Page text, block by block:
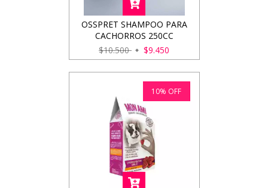
OSSPRET SHAMPOO PARA
CACHORROS 250CC
$10.500
$9.450
10% OFF